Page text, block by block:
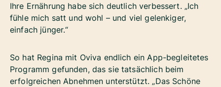
Ihre Ernährung habe sich deutlich verbessert. „Ich
fühle mich satt und wohl – und viel gelenkiger,
einfach jünger.“
So hat Regina mit Oviva endlich ein App-begleitetes
Programm gefunden, das sie tatsächlich beim
erfolgreichen Abnehmen unterstützt. „Das Schöne